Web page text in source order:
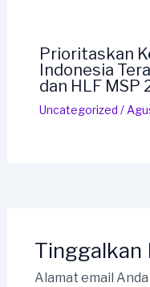
Prioritaskan
Indonesia
dan HLF MSP
Uncategorized /
Tinggalkan
Alamat email